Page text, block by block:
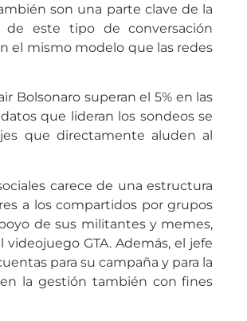
son una parte clave de la
de este tipo de conversación
el mismo modelo que las redes
Bolsonaro superan el 5% en las
que lideran los sondeos se
que directamente aluden al
carece de una estructura
a los compartidos por grupos
de sus militantes y memes,
GTA. Además, el jefe
para su campaña y para la
la gestión también con fines